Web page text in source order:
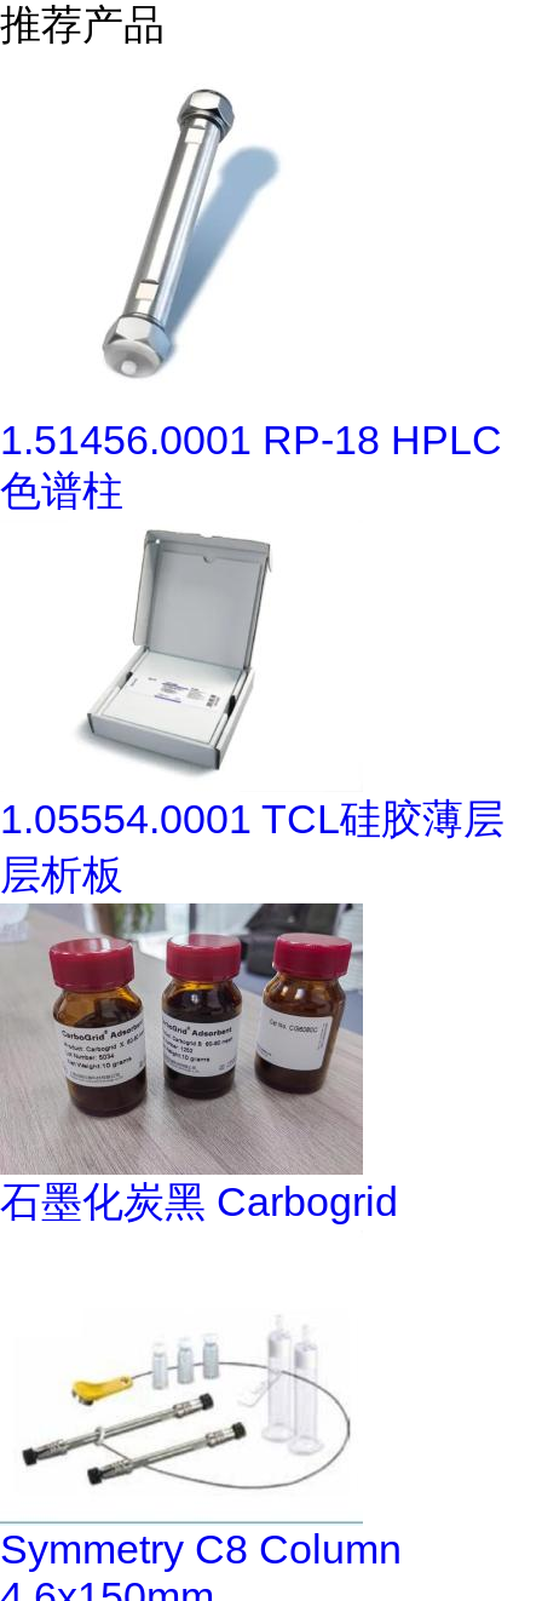
推荐产品
1.51456.0001 RP-18 HPLC
色谱柱
1.05554.0001 TCL硅胶薄层
层析板
石墨化炭黑 Carbogrid
Symmetry C8 Column